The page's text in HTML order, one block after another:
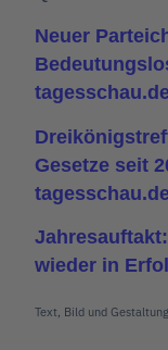
Neuer
Gesetze seit
wieder in
Text, Bild und